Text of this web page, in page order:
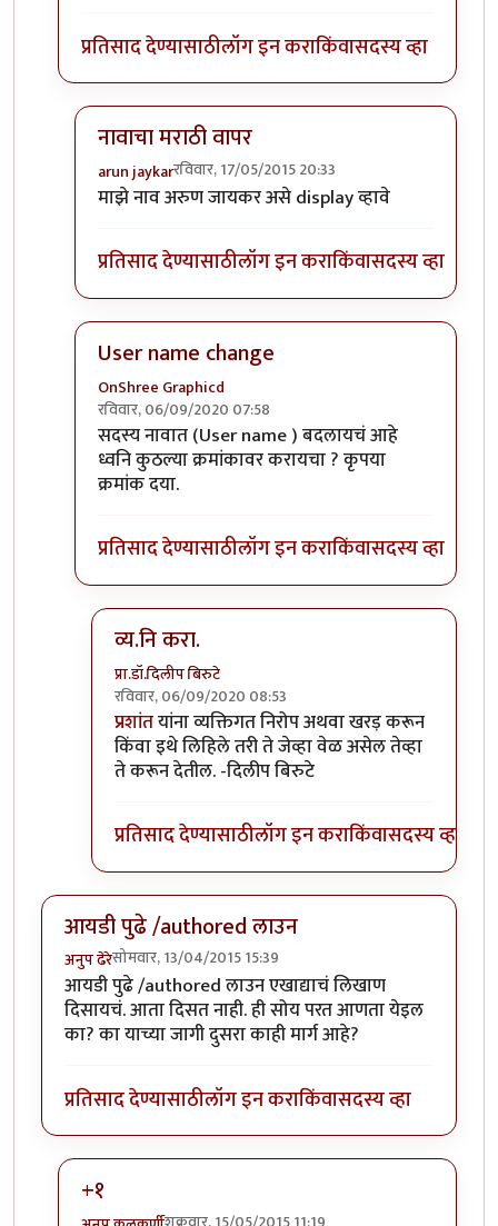
प्रतिसाद देण्यासाठीलॉग इन कराकिंवासदस्य व्हा
नावाचा मराठी वापर
arun jaykarरविवार, 17/05/2015 20:33
In reply toनीलकांत या आयडी ला व्यनि करा
माझे नाव अरुण जायकर असे display व्हावे
प्रतिसाद देण्यासाठीलॉग इन कराकिंवासदस्य व्हा
User name change
OnShree Graphicd
रविवार, 06/09/2020 07:58
In reply toनीलकांत या आयडी ला व्यनि करा
सदस्य नावात (User name ) बदलायचं आहे
ध्वनि कुठल्या क्रमांकावर करायचा ? कृपया
क्रमांक दया.
प्रतिसाद देण्यासाठीलॉग इन कराकिंवासदस्य व्हा
व्य.नि करा.
प्रा.डॉ.दिलीप बिरुटे
रविवार, 06/09/2020 08:53
In reply toUser name changebyOnShree
प्रशांतयांना व्यक्तिगत निरोप अथवा खरड़ करून
किंवा इथे लिहिले तरी ते जेव्हा वेळ असेल तेव्हा
ते करून देतील. -दिलीप बिरुटे
प्रतिसाद देण्यासाठीलॉग इन कराकिंवासदस्य व्हा
आयडी पुढे /authored लाउन
अनुप ढेरेसोमवार, 13/04/2015 15:39
आयडी पुढे /authored लाउन एखाद्याचं लिखाण
दिसायचं. आता दिसत नाही. ही सोय परत आणता येइल
का? का याच्या जागी दुसरा काही मार्ग आहे?
प्रतिसाद देण्यासाठीलॉग इन कराकिंवासदस्य व्हा
+१